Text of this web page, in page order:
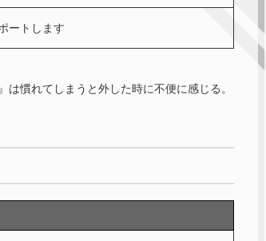
ートします
慣れてしまうと外した時に不便に感じる。